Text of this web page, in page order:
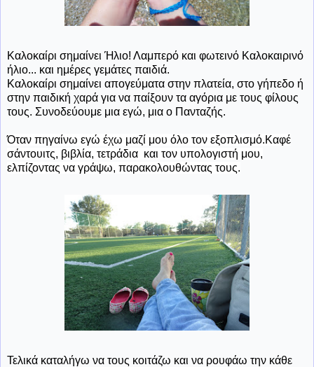
Καλοκαίρι σημαίνει Ήλιο! Λαμπερό και φωτεινό Καλοκαιρινό
ήλιο... και ημέρες γεμάτες παιδιά.
Καλοκαίρι σημαίνει απογεύματα στην πλατεία, στο γήπεδο ή
στην παιδική χαρά για να παίξουν τα αγόρια με τους φίλους
τους. Συνοδεύουμε μια εγώ, μια ο Πανταζής.
Όταν πηγαίνω εγώ έχω μαζί μου όλο τον εξοπλισμό.Καφέ
σάντουιτς, βιβλία, τετράδια και τον υπολογιστή μου,
ελπίζοντας να γράψω, παρακολουθώντας τους.
Τελικά καταλήγω να τους κοιτάζω και να ρουφάω την κάθε